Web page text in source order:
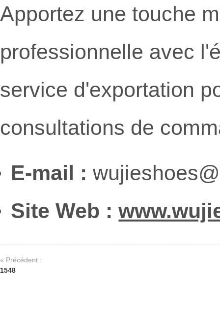
Apportez une touche
professionnelle avec
service d'exportation
consultations de
E-mail :
Site Web :
« Précédent :
1548